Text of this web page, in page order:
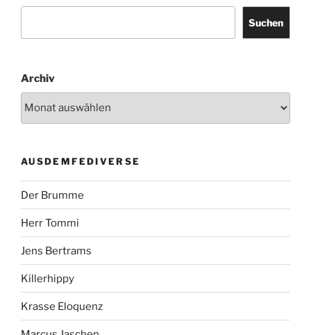
Suchen
Archiv
AUSDEMFEDIVERSE
Der Brumme
Herr Tommi
Jens Bertrams
Killerhippy
Krasse Eloquenz